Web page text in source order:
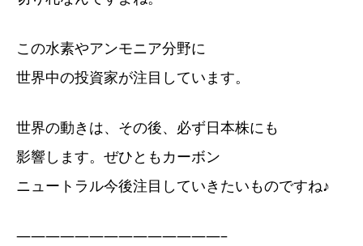
この水素やアンモニア分野に
世界中の投資家が注目しています。
世界の動きは、その後、必ず日本株にも
影響します。ぜひともカーボン
ニュートラル今後注目していきたいものですね♪
——————————————–